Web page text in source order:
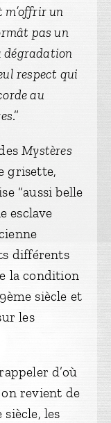
m’offrir un
pas un
dégradation
respect qui
au
.”
Mystères
grisette,
“aussi belle
esclave
différents
la condition
siècle et
les
d’où
revient de
les